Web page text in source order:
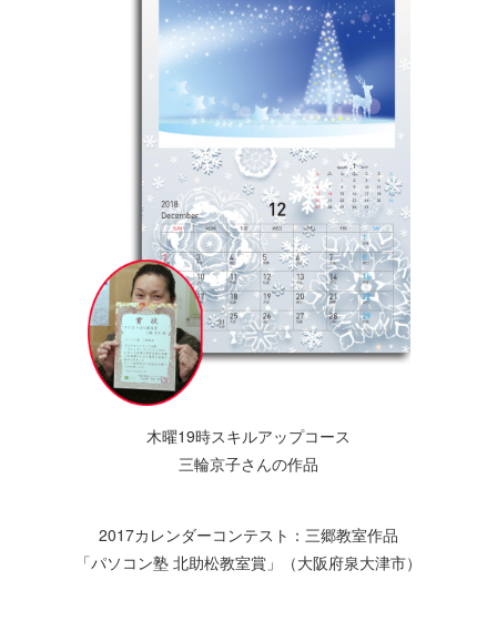
木曜19時スキルアップコース
三輪京子さんの作品
2017カレンダーコンテスト：三郷教室作品
「パソコン塾 北助松教室賞」（大阪府泉大津市）